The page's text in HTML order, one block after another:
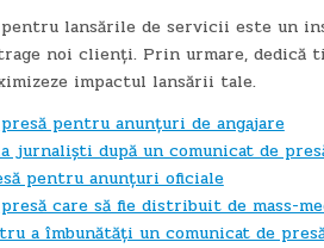
lansările de servicii este un
noi clienți. Prin urmare, dedică
impactul lansării tale.
pentru anunțuri de angajare
jurnaliști după un comunicat de
pentru anunțuri oficiale
care să fie distribuit de mass-
a îmbunătăți un comunicat de